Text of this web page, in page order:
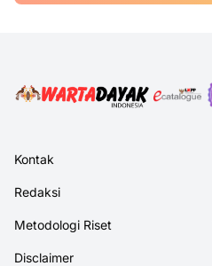
Kontak
Redaksi
Metodologi Riset
Disclaimer